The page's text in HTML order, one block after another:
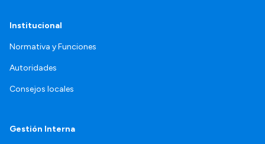
Institucional
Normativa y Funciones
Autoridades
Consejos locales
Gestión Interna